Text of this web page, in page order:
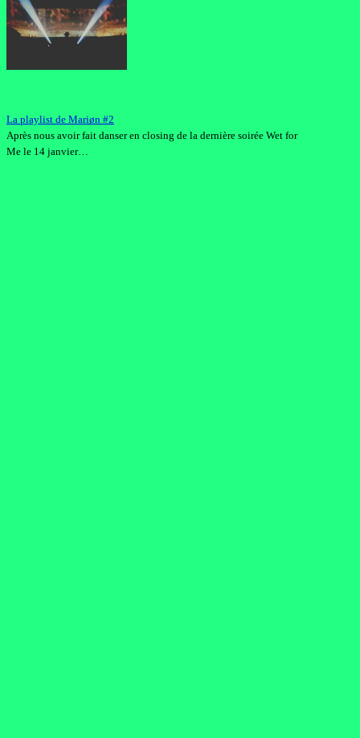
La playlist de Mariøn #2
Après nous avoir fait danser en closing de la dernière soirée Wet for
Me le 14 janvier…